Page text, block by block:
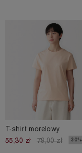
T-shirt morelowy
55,30 zł
79,00 zł 30%